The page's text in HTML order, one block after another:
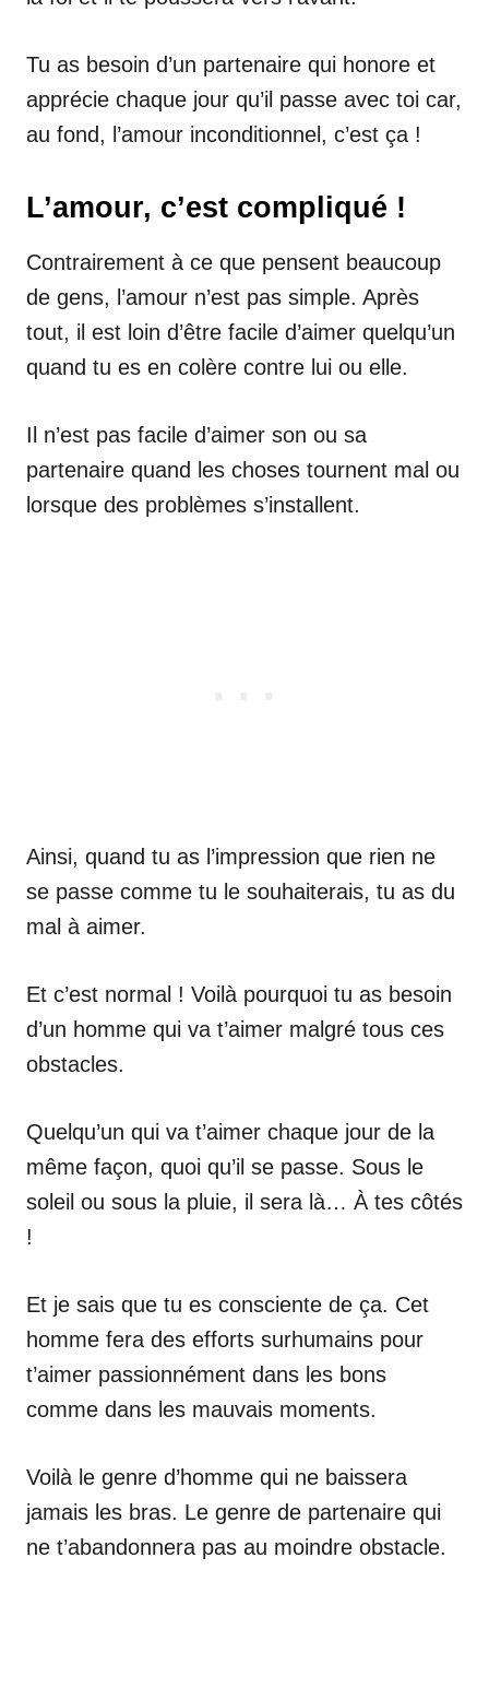
Tu as besoin d’un partenaire qui honore et
apprécie chaque jour qu’il passe avec toi car,
au fond, l’amour inconditionnel, c’est ça !
L’amour, c’est compliqué !
Contrairement à ce que pensent beaucoup
de gens, l’amour n’est pas simple. Après
tout, il est loin d’être facile d’aimer quelqu’un
quand tu es en colère contre lui ou elle.
Il n’est pas facile d’aimer son ou sa
partenaire quand les choses tournent mal ou
lorsque des problèmes s’installent.
Ainsi, quand tu as l’impression que rien ne
se passe comme tu le souhaiterais, tu as du
mal à aimer.
Et c’est normal ! Voilà pourquoi tu as besoin
d’un homme qui va t’aimer malgré tous ces
obstacles.
Quelqu’un qui va t’aimer chaque jour de la
même façon, quoi qu’il se passe. Sous le
soleil ou sous la pluie, il sera là… À tes côtés
!
Et je sais que tu es consciente de ça. Cet
homme fera des efforts surhumains pour
t’aimer passionnément dans les bons
comme dans les mauvais moments.
Voilà le genre d’homme qui ne baissera
jamais les bras. Le genre de partenaire qui
ne t’abandonnera pas au moindre obstacle.